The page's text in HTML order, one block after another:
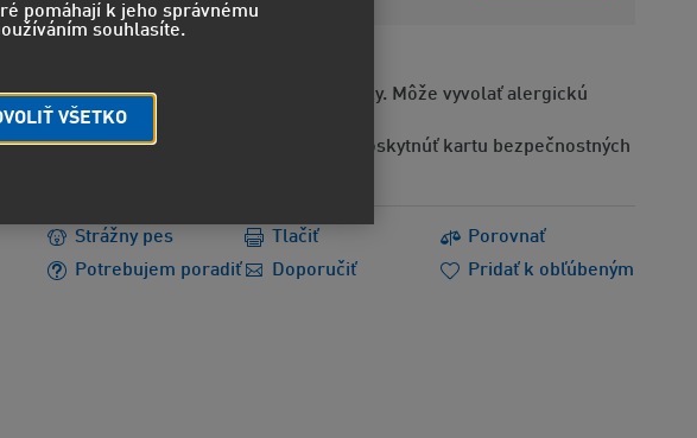
EUH208 - Obsahuje alergénne látky. Môže vyvolať alergickú
reakciu.
EUH210 - Na požiadanie možno poskytnúť kartu bezpečnostných
Strážny pes
Porovnať
Potrebujem poradiť
Doporučiť
Tlačiť
Pridať k obľúbeným
pomáhají k jeho správnému
souhlasíte.
VŠETKO